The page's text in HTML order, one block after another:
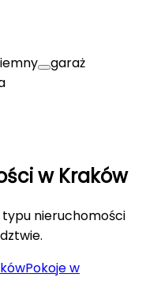
garaż
w Kraków
nieruchomości
Pokojew